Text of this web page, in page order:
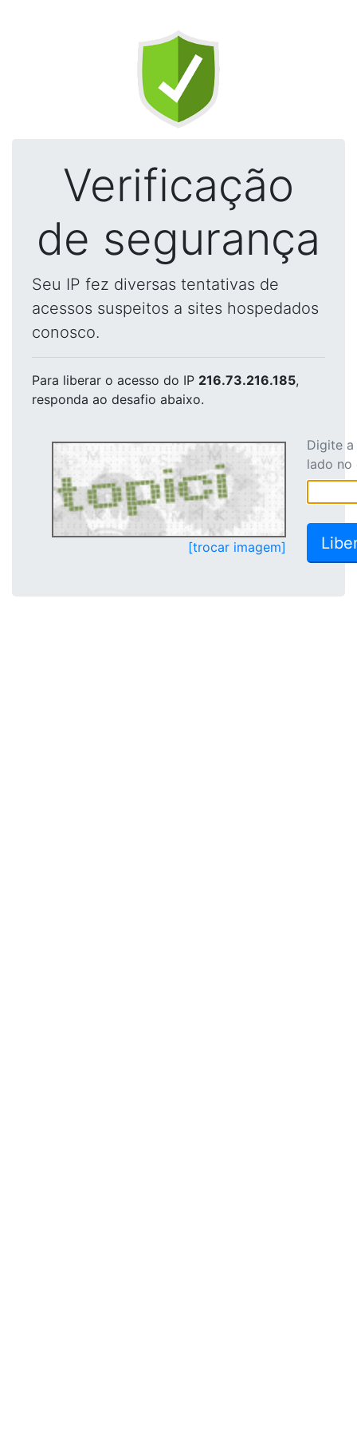
Verificação
de segurança
Seu IP fez diversas tentativas de
acessos suspeitos a sites hospedados
conosco.
Para liberar o acesso do IP 216.73.216.185,
responda ao desafio abaixo.
[trocar imagem]
Digite
lado no